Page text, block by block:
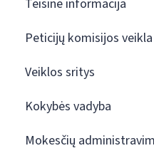
Teisinė informacija
Peticijų komisijos veikla
Veiklos sritys
Kokybės vadyba
Mokesčių